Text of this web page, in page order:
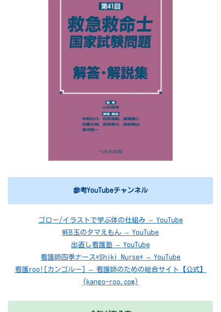
参考YouTubeチャンネル
ゴロー/イラストで学ぶ体の仕組み – YouTube
WEB玉のタマえもん – YouTube
出直し看護塾 – YouTube
看護師四季ナース*Shiki Nurse* – YouTube
看護roo![カンゴルー] – 看護師のための総合サイト【公式】
(kango-roo.com)